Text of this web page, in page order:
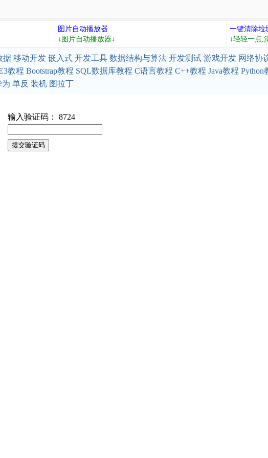
图片自动播放器
↓图片自动播放器↓
一键清除垃
↓轻轻一点,
据 移动开发 嵌入式 开发工具 数据结构与算法 开发测试 游戏开发 网络协
教程 Bootstrap教程 SQL数据库教程 C语言教程 C++教程 Java教程 Python
为 单反 装机 图拉丁
输入验证码： 8724